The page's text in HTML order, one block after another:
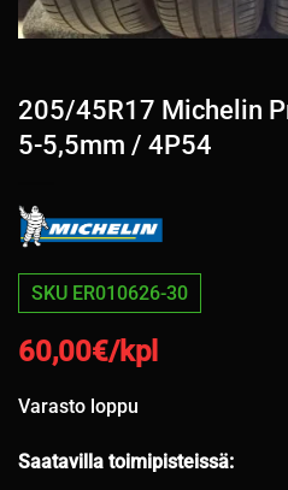
205/45R17 Michelin
5-5,5mm / 4P54
SKU ER010626-30
60,00€/kpl
Varasto loppu
Saatavilla toimipisteissä: